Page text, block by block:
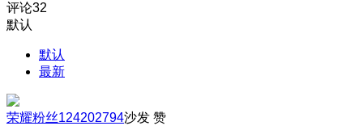
评论32
默认
默认
最新
荣耀粉丝124202794沙发 赞